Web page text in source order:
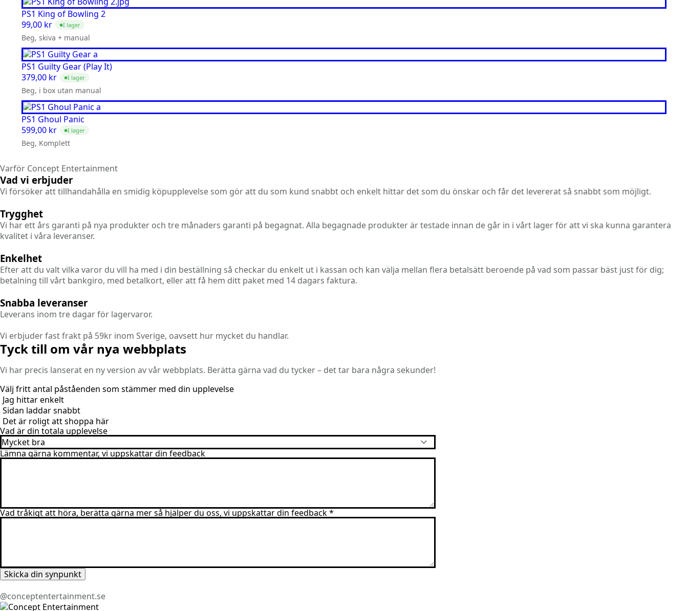
PS1 King of Bowling 2
99,00 kr ●I lager
Beg, skiva + manual
PS1 Guilty Gear (Play It)
379,00 kr ●I lager
Beg, i box utan manual
PS1 Ghoul Panic
599,00 kr ●I lager
Beg, Komplett
Varför Concept Entertainment
Vad vi erbjuder
Vi försöker att tillhandahålla en smidig köpupplevelse som gör att du som kund snabbt och enkelt hittar det som du önskar och får det levererat så snabbt som möjligt.
Trygghet
Vi har ett års garanti på nya produkter och tre månaders garanti på begagnat. Alla begagnade produkter är testade innan de går in i vårt lager för att vi ska kunna garantera
kvalitet i våra leveranser.
Enkelhet
Efter att du valt vilka varor du vill ha med i din beställning så checkar du enkelt ut i kassan och kan välja mellan flera betalsätt beroende på vad som passar bäst just för dig;
betalning till vårt bankgiro, med betalkort, eller att få hem ditt paket med 14 dagars faktura.
Snabba leveranser
Leverans inom tre dagar för lagervaror.
Vi erbjuder fast frakt på 59kr inom Sverige, oavsett hur mycket du handlar.
Tyck till om vår nya webbplats
Vi har precis lanserat en ny version av vår webbplats. Berätta gärna vad du tycker – det tar bara några sekunder!
Välj fritt antal påståenden som stämmer med din upplevelse
Jag hittar enkelt
Sidan laddar snabbt
Det är roligt att shoppa här
Vad är din totala upplevelse
Lämna gärna kommentar, vi uppskattar din feedback
Vad tråkigt att höra, berätta gärna mer så hjälper du oss, vi uppskattar din feedback*
Skicka din synpunkt
@conceptentertainment.se